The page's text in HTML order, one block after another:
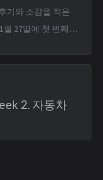
기와 소감을 적은
를 맞히는 게임이
2. 자동차